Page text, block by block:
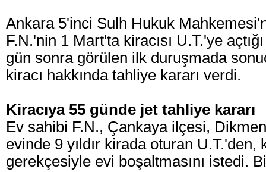
Ankara 5'inci Sulh Hukuk
F.N.'nin 1 Mart'ta kiracısı U.T.'ye
gün sonra görülen ilk duruşmada
kiracı hakkında tahliye kararı verdi.
Kiracıya 55 günde jet tahliye kararı
Ev sahibi F.N., Çankaya ilçesi,
evinde 9 yıldır kirada oturan U.T.'den,
gerekçesiyle evi boşaltmasını istedi.